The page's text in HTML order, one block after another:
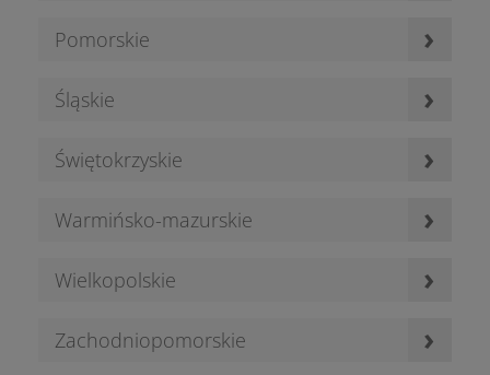
Pomorskie ›
Śląskie ›
Świętokrzyskie ›
Warmińsko-mazurskie ›
Wielkopolskie ›
Zachodniopomorskie ›